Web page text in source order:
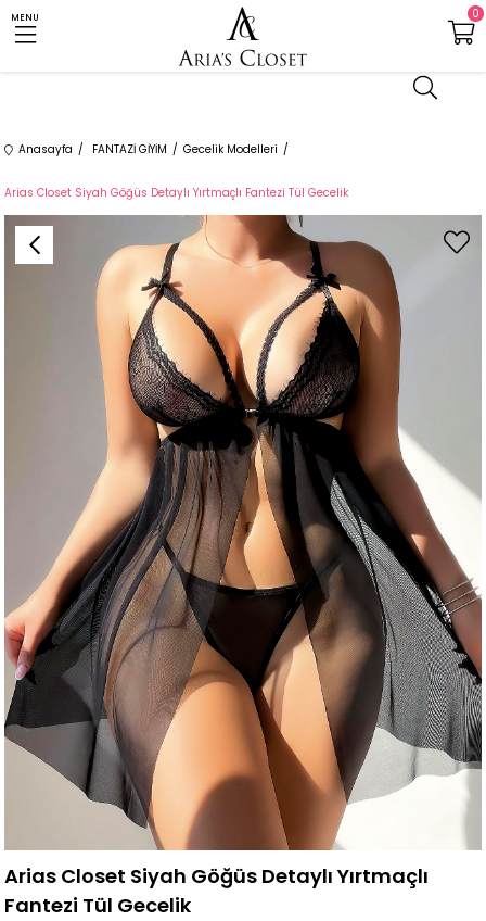
MENU 0
Anasayfa FANTAZİ GİYİM Gecelik Modelleri
Arias Closet Siyah Göğüs Detaylı Yırtmaçlı Fantezi Tül Gecelik
Arias Closet Siyah Göğüs Detaylı Yırtmaçlı
Fantezi Tül Gecelik